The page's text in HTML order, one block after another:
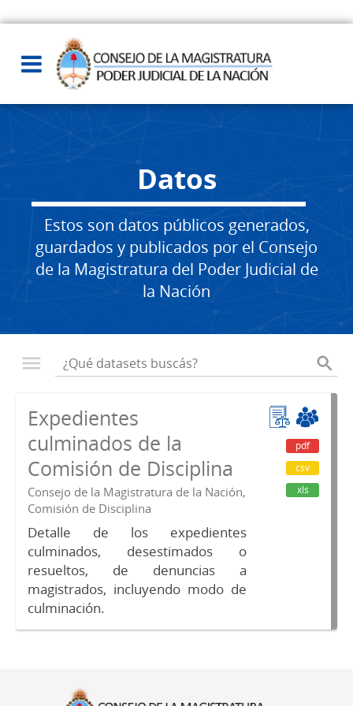
Datos
Estos son datos públicos generados,
guardados y publicados por el Consejo
de la Magistratura del Poder Judicial de
la Nación
Expedientes
culminados de la
Comisión de Disciplina
Consejo de la Magistratura de la Nación,
Comisión de Disciplina
Detalle de los expedientes
culminados, desestimados o
resueltos, de denuncias a
magistrados, incluyendo modo de
culminación.
pdf
csv
xls